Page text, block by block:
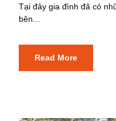
Tại đây gia đình đã có
bên...
Read More